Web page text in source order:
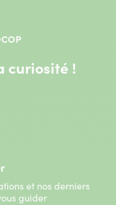
curiosité !
et nos derniers
guider